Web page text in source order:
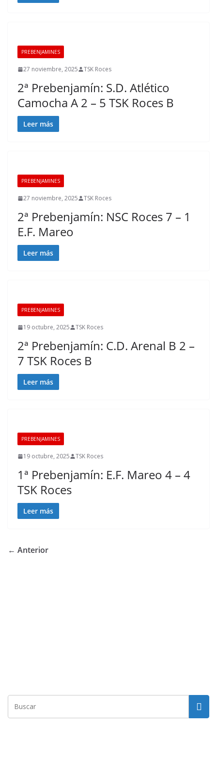
PREBENJAMINES
27 noviembre, 2025 TSK Roces
2ª Prebenjamín: S.D. Atlético
Camocha A 2 – 5 TSK Roces B
Leer más
PREBENJAMINES
27 noviembre, 2025 TSK Roces
2ª Prebenjamín: NSC Roces 7 – 1
E.F. Mareo
Leer más
PREBENJAMINES
19 octubre, 2025 TSK Roces
2ª Prebenjamín: C.D. Arenal B 2 –
7 TSK Roces B
Leer más
PREBENJAMINES
19 octubre, 2025 TSK Roces
1ª Prebenjamín: E.F. Mareo 4 – 4
TSK Roces
Leer más
← Anterior